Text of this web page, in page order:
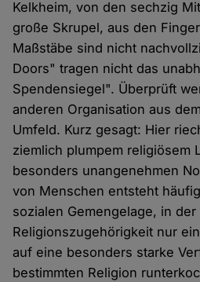
Kelkheim, von den sechzig
große Skrupel, aus den
Maßstäbe sind nicht
Doors" tragen nicht das
Spendensiegel". Überprüft
anderen Organisation aus
Umfeld. Kurz gesagt: Hier
ziemlich plumpem religiösem
besonders unangenehmen
von Menschen entsteht
sozialen Gemengelage, in der
Religionszugehörigkeit nur
auf eine besonders starke
bestimmten Religion